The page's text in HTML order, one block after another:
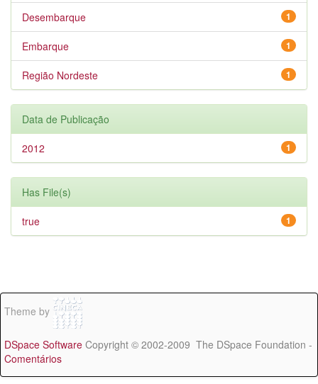
1
Desembarque
1
Embarque
1
Região Nordeste
Data de Publicação
1
2012
Has File(s)
1
true
Theme by
DSpace Software Copyright © 2002-2009 The DSpace Foundation -
Comentários